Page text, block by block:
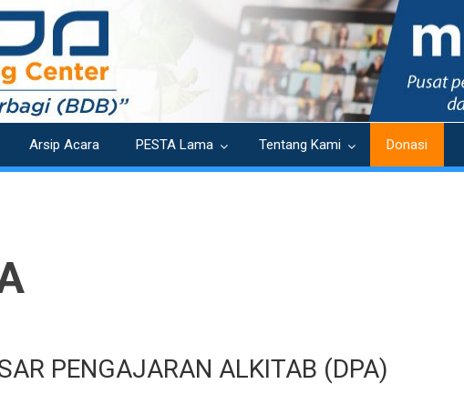
Arsip Acara PESTA Lama Tentang Kami Donasi
PENGAJARAN ALKITAB (DPA)